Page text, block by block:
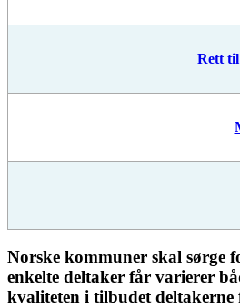
Rett
Norske kommuner skal
enkelte deltaker får varierer
kvaliteten i tilbudet deltakerne